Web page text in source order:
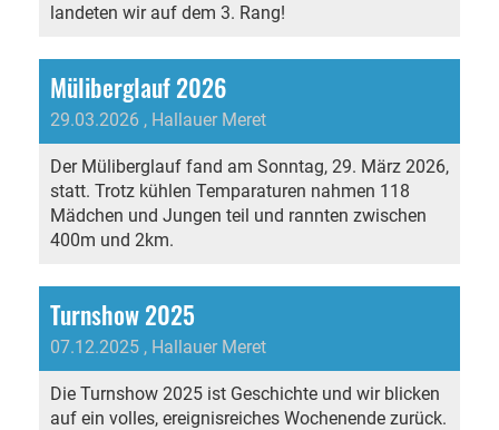
landeten wir auf dem 3. Rang!
Müliberglauf 2026
29.03.2026 , Hallauer Meret
Der Müliberglauf fand am Sonntag, 29. März 2026,
statt. Trotz kühlen Temparaturen nahmen 118
Mädchen und Jungen teil und rannten zwischen
400m und 2km.
Turnshow 2025
07.12.2025 , Hallauer Meret
Die Turnshow 2025 ist Geschichte und wir blicken
auf ein volles, ereignisreiches Wochenende zurück.